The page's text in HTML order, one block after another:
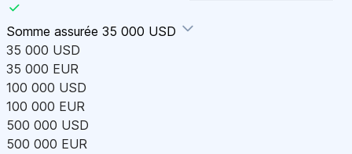
Somme assurée 35 000 USD
35 000 USD
35 000 EUR
100 000 USD
100 000 EUR
500 000 USD
500 000 EUR